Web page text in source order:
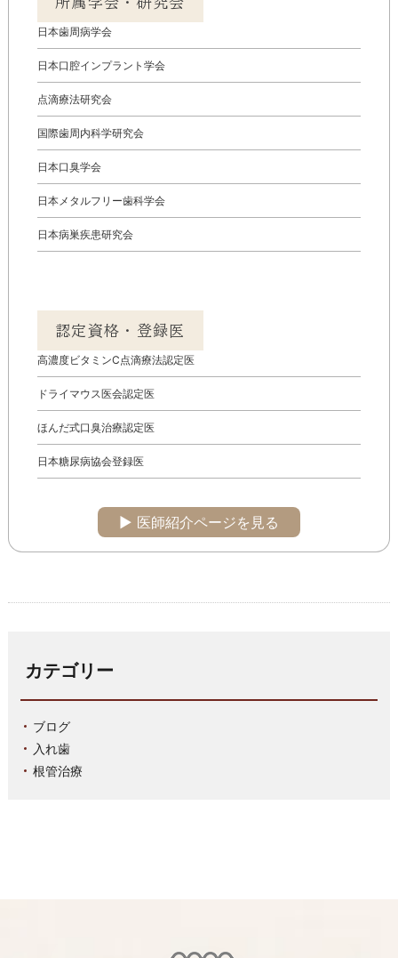
日本歯周病学会
日本口腔インプラント学会
点滴療法研究会
国際歯周内科学研究会
日本口臭学会
日本メタルフリー歯科学会
日本病巣疾患研究会
認定資格・登録医
高濃度ビタミンC点滴療法認定医
ドライマウス医会認定医
ほんだ式口臭治療認定医
日本糖尿病協会登録医
▶︎ 医師紹介ページを見る
カテゴリー
ブログ
入れ歯
根管治療